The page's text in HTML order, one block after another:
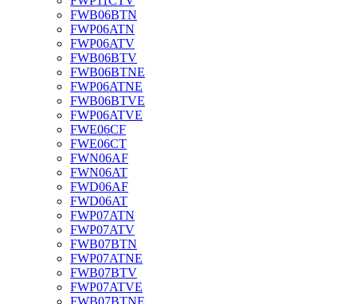
FWB06BTN
FWP06ATN
FWP06ATV
FWB06BTV
FWB06BTNE
FWP06ATNE
FWB06BTVE
FWP06ATVE
FWE06CF
FWE06CT
FWN06AF
FWN06AT
FWD06AF
FWD06AT
FWP07ATN
FWP07ATV
FWB07BTN
FWP07ATNE
FWB07BTV
FWP07ATVE
FWB07BTNE